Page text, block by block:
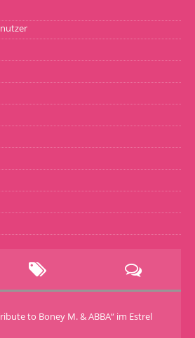
to Boney M. & ABBA“ im Estrel